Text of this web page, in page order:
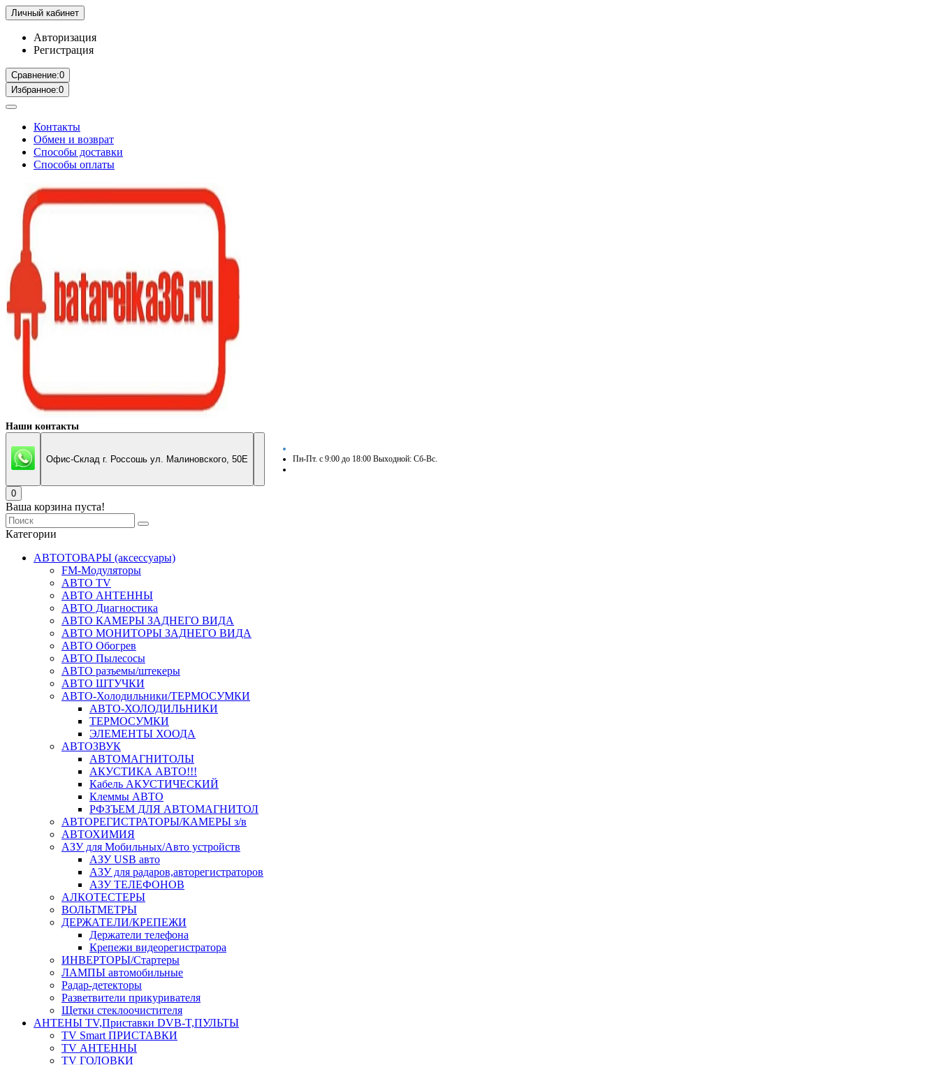
Личный кабинет
Авторизация
Регистрация
Сравнение:0
Избранное:0
Контакты
Обмен и возврат
Способы доставки
Способы оплаты
Наши контакты
Офис-Склад г. Россошь ул. Малиновского, 50Е Пн-Пт. с 9:00 до 18:00 Выходной: Сб-Вс.
0
Ваша корзина пуста!
Категории
АВТОТОВАРЫ (аксессуары)
FM-Модуляторы
АВТО TV
АВТО АНТЕННЫ
АВТО Диагностика
АВТО КАМЕРЫ ЗАДНЕГО ВИДА
АВТО МОНИТОРЫ ЗАДНЕГО ВИДА
АВТО Обогрев
АВТО Пылесосы
АВТО разъемы/штекеры
АВТО ШТУЧКИ
АВТО-Холодильники/ТЕРМОСУМКИ
АВТО-ХОЛОДИЛЬНИКИ
ТЕРМОСУМКИ
ЭЛЕМЕНТЫ ХООДА
АВТОЗВУК
АВТОМАГНИТОЛЫ
АКУСТИКА АВТО!!!
Кабель АКУСТИЧЕСКИЙ
Клеммы АВТО
РФЗЪЕМ ДЛЯ АВТОМАГНИТОЛ
АВТОРЕГИСТРАТОРЫ/КАМЕРЫ з/в
АВТОХИМИЯ
АЗУ для Мобильных/Авто устройств
АЗУ USB авто
АЗУ для радаров,авторегистраторов
АЗУ ТЕЛЕФОНОВ
АЛКОТЕСТЕРЫ
ВОЛЬТМЕТРЫ
ДЕРЖАТЕЛИ/КРЕПЕЖИ
Держатели телефона
Крепежи видеорегистратора
ИНВЕРТОРЫ/Стартеры
ЛАМПЫ автомобильные
Радар-детекторы
Разветвители прикуривателя
Щетки стеклоочистителя
АНТЕНЫ ТV,Приставки DVB-T,ПУЛЬТЫ
TV Smart ПРИСТАВКИ
TV АНТЕННЫ
TV ГОЛОВКИ